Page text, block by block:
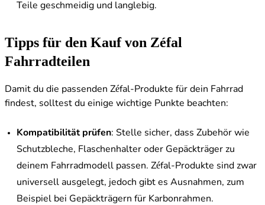
Teile geschmeidig und langlebig.
Tipps für den Kauf von Zéfal
Fahrradteilen
Damit du die passenden Zéfal-Produkte für dein Fahrrad
findest, solltest du einige wichtige Punkte beachten:
Kompatibilität prüfen: Stelle sicher, dass Zubehör wie
Schutzbleche, Flaschenhalter oder Gepäckträger zu
deinem Fahrradmodell passen. Zéfal-Produkte sind zwar
universell ausgelegt, jedoch gibt es Ausnahmen, zum
Beispiel bei Gepäckträgern für Karbonrahmen.